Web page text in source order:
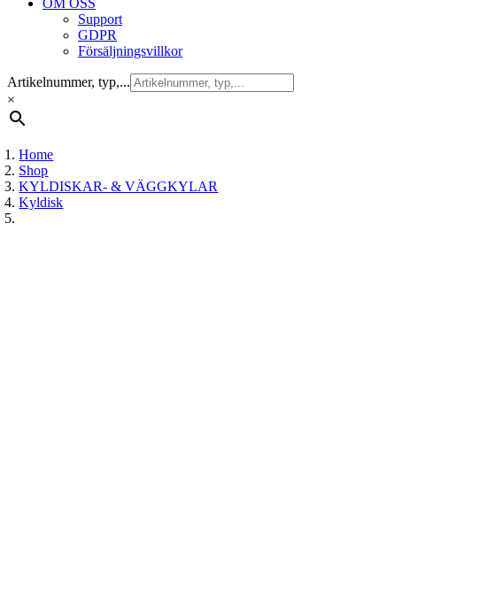
OM OSS
Support
GDPR
Försäljningsvillkor
Artikelnummer, typ,...
×
Home
Shop
KYLDISKAR- & VÄGGKYLAR
Kyldisk